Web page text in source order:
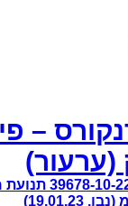
–
(ערעור)
ע"א (תל אביב-